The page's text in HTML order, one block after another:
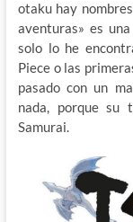
otaku hay
aventuras» es
solo lo he
Piece o las
pasado con un
nada, porque su
Samurai.